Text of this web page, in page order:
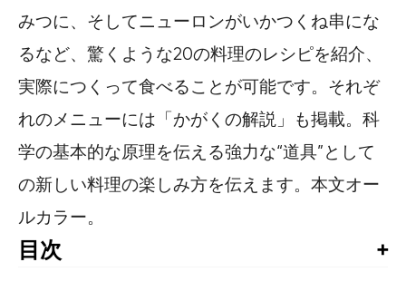
みつに、そしてニューロンがいかつくね串にな
るなど、驚くような20の料理のレシピを紹介、
実際につくって食べることが可能です。それぞ
れのメニューには「かがくの解説」も掲載。科
学の基本的な原理を伝える強力な“道具”として
の新しい料理の楽しみ方を伝えます。本文オー
ルカラー。
目次